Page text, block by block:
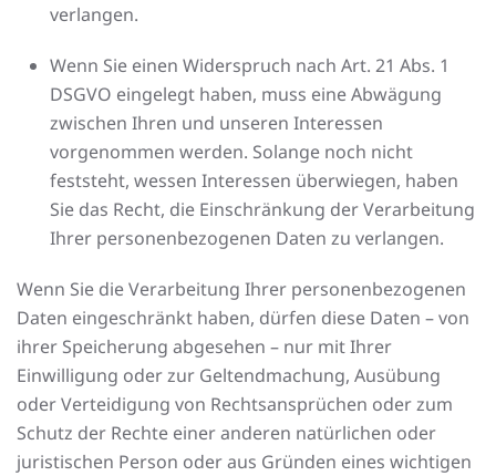
verlangen.
Wenn Sie einen Widerspruch nach Art. 21 Abs. 1
DSGVO eingelegt haben, muss eine Abwägung
zwischen Ihren und unseren Interessen
vorgenommen werden. Solange noch nicht
feststeht, wessen Interessen überwiegen, haben
Sie das Recht, die Einschränkung der Verarbeitung
Ihrer personenbezogenen Daten zu verlangen.
Wenn Sie die Verarbeitung Ihrer personenbezogenen
Daten eingeschränkt haben, dürfen diese Daten – von
ihrer Speicherung abgesehen – nur mit Ihrer
Einwilligung oder zur Geltendmachung, Ausübung
oder Verteidigung von Rechtsansprüchen oder zum
Schutz der Rechte einer anderen natürlichen oder
juristischen Person oder aus Gründen eines wichtigen